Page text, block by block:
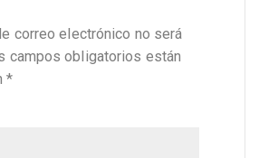
correo electrónico no será
campos obligatorios están
*